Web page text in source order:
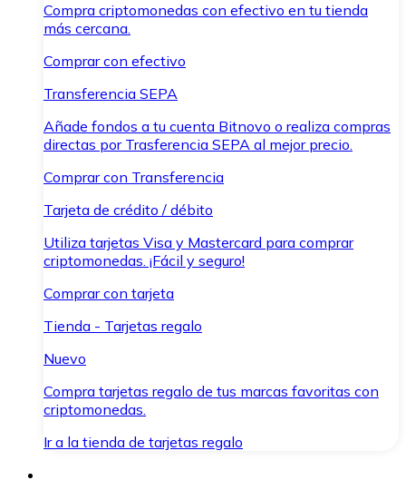
Compra criptomonedas con efectivo en tu tienda
más cercana.
Comprar con efectivo
Transferencia SEPA
Añade fondos a tu cuenta Bitnovo o realiza compras
directas por Trasferencia SEPA al mejor precio.
Comprar con Transferencia
Tarjeta de crédito / débito
Utiliza tarjetas Visa y Mastercard para comprar
criptomonedas. ¡Fácil y seguro!
Comprar con tarjeta
Tienda - Tarjetas regalo
Nuevo
Compra tarjetas regalo de tus marcas favoritas con
criptomonedas.
Ir a la tienda de tarjetas regalo